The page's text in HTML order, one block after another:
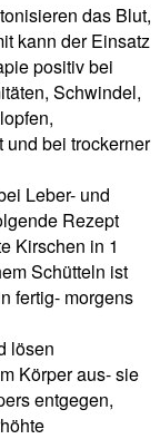
das Blut,
kann der Einsatz
positiv bei
Schwindel,
und bei trockerner
Leber- und
Rezept
Kirschen in 1
Schütteln ist
fertig- morgens
lösen
Körper aus- sie
entgegen,